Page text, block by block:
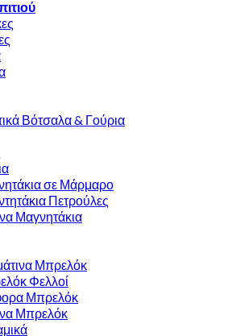
Βότσαλα & Γούρια
σε Μάρμαρο
Πετρούλες
Μαγνητάκια
Μπρελόκ
Φελλοί
Μπρελόκ
Μπρελόκ